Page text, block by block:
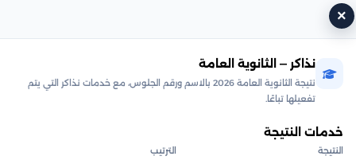
×
نذاكر — الثانوية العامة
نتيجة الثانوية العامة 2026 بالاسم ورقم الجلوس، مع خدمات نذاكر التي يتم
تفعيلها تباعًا.
خدمات النتيجة
النتيجة الترتيب